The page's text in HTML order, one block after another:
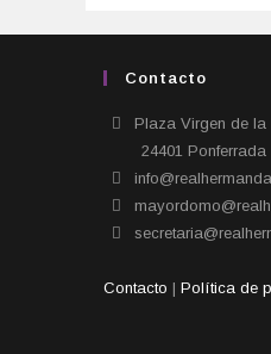
Contacto
Plaza Virgen de la
24401 Ponferrada​
Contacto | Política de